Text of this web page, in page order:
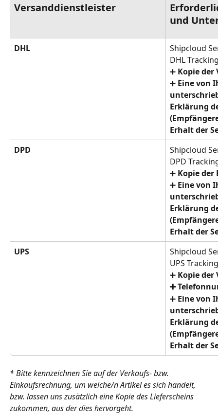
Versanddienstleister
und
DHL
Shipcloud
DHL
➕ Kopie
➕ Eine von
Erklärung
Erhalt der
DPD
Shipcloud
DPD
➕ Kopie
➕ Eine von
Erklärung
Erhalt der
UPS
Shipcloud
UPS
➕ Kopie
➕
➕ Eine von
Erklärung
Erhalt der
* Bitte kennzeichnen Sie auf der Verkaufs- bzw.
Einkaufsrechnung, um welche/n Artikel es sich handelt,
bzw. lassen uns zusätzlich eine Kopie des Lieferscheins
zukommen, aus der dies hervorgeht.